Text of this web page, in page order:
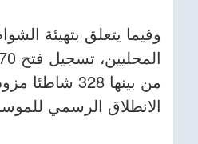
وفيما يتعلق بتهيئة
الانطلاق الرسمي